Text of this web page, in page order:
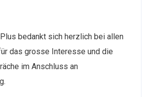
bedankt sich herzlich bei allen
das grosse Interesse und die
im Anschluss an